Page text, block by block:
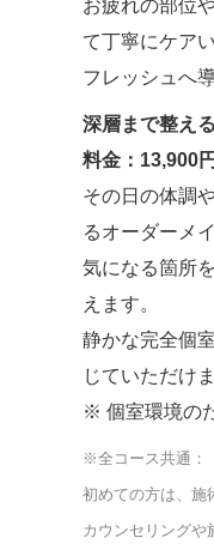
お疲れの部位
て丁寧にケア
フレッシュへ
深層まで整え
料金：13,900
その日の体調
るオーダーメ
気になる箇所
えます。
静かな完全個
じていただけま
※ 個室環境の
※全コース共通：
初めての方は、施
カウンセリング